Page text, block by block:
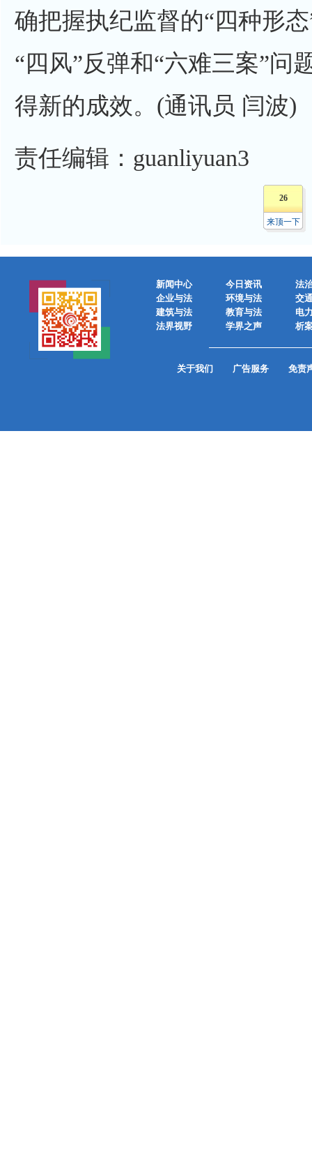
确把握执纪监督的“四种形
“四风”反弹和“六难三案”问
得新的成效。(通讯员 闫波)
责任编辑：guanliyuan3
26
来顶一下
新闻中心 今日资讯
法
企业与法
环境与法
交
建筑与法
教育与法
电
法界视野
学界之声 析
关于我们 广告服务 免责